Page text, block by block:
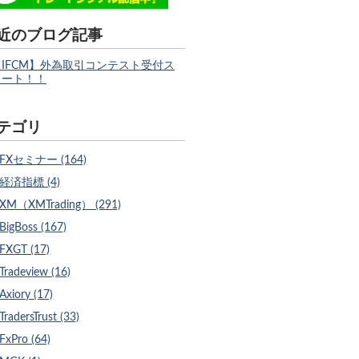
のブログ記事
】外為取引コンテスト受付ス
ト！！
ゴリ
FXセミナー (164)
経済指標 (4)
XM（XMTrading） (291)
BigBoss (167)
FXGT (17)
Tradeview (16)
Axiory (17)
TradersTrust (33)
FxPro (64)